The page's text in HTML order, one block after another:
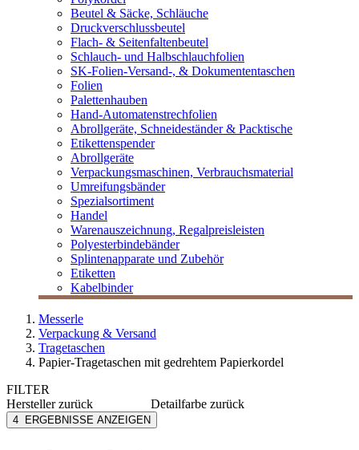
Beutel & Säcke, Schläuche
Druckverschlussbeutel
Flach- & Seitenfaltenbeutel
Schlauch- und Halbschlauchfolien
SK-Folien-Versand-, & Dokumententaschen
Folien
Palettenhauben
Hand-Automatenstrechfolien
Abrollgeräte, Schneideständer & Packtische
Etikettenspender
Abrollgeräte
Verpackungsmaschinen, Verbrauchsmaterial
Umreifungsbänder
Spezialsortiment
Handel
Warenauszeichnung, Regalpreisleisten
Polyesterbindebänder
Splintenapparate und Zubehör
Etiketten
Kabelbinder
Messerle
Verpackung & Versand
Tragetaschen
Papier-Tragetaschen mit gedrehtem Papierkordel
FILTER
Herstellerzurück
Folia
Detailfarbe zurück
4 ERGEBNISSE ANZEIGEN